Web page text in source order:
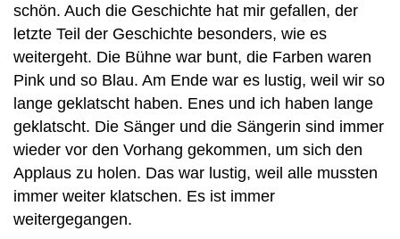
schön. Auch die Geschichte hat mir gefallen, der
letzte Teil der Geschichte besonders, wie es
weitergeht. Die Bühne war bunt, die Farben waren
Pink und so Blau. Am Ende war es lustig, weil wir so
lange geklatscht haben. Enes und ich haben lange
geklatscht. Die Sänger und die Sängerin sind immer
wieder vor den Vorhang gekommen, um sich den
Applaus zu holen. Das war lustig, weil alle mussten
immer weiter klatschen. Es ist immer
weitergegangen.